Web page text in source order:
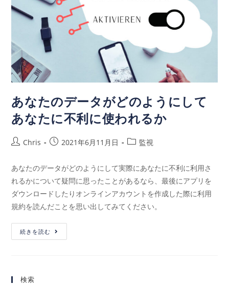
あなたのデータがどのようにして
あなたに不利に使われるか
Chris 2021年6月11月日 監視
あなたのデータがどのようにして実際にあなたに不利に利用さ
れるかについて疑問に思ったことがあるなら、最後にアプリを
ダウンロードしたりオンラインアカウントを作成した際に利用
規約を読んだことを思い出してみてください。
続きを読む
検索